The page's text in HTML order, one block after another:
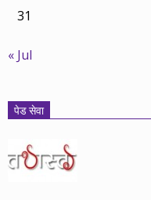
31
« Jul
पेड सेवा